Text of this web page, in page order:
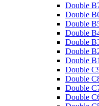
Double
Double
Double
Double
Double
Double
Double
Double
Double
Double
Double